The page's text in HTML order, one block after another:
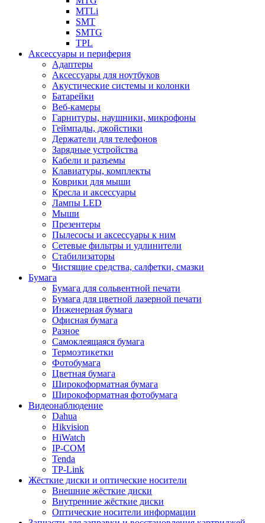
MTLi
SMT
SMTG
TPL
Аксессуары и периферия
Адаптеры
Аксессуары для ноутбуков
Акустические системы и колонки
Батарейки
Веб-камеры
Гарнитуры, наушники, микрофоны
Геймпады, джойстики
Держатели для телефонов
Зарядные устройства
Кабели и разъемы
Клавиатуры, комплекты
Коврики для мыши
Кресла и аксессуары
Лампы LED
Мыши
Презентеры
Пылесосы и аксессуары к ним
Сетевые фильтры и удлинители
Стабилизаторы
Чистящие средства, салфетки, смазки
Бумага
Бумага для сольвентной печати
Бумага для цветной лазерной печати
Инженерная бумага
Офисная бумага
Разное
Самоклеящаяся бумага
Термоэтикетки
Фотобумага
Цветная бумага
Широкоформатная бумага
Широкоформатная фотобумага
Видеонаблюдение
Dahua
Hikvision
HiWatch
IP-COM
Tenda
TP-Link
Жёсткие диски и оптические носители
Внешние жёсткие диски
Внутренние жёсткие диски
Оптические носители информации